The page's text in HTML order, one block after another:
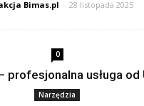
Bimas.pl - 28 listopada 2025
0
profesjonalna usługa od
Narzędzia